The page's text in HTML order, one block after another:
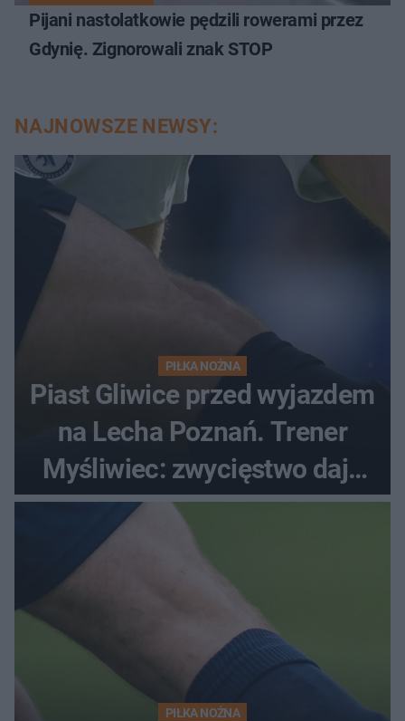
Pijani nastolatkowie pędzili rowerami przez
Gdynię. Zignorowali znak STOP
NAJNOWSZE NEWSY:
PIŁKA NOŻNA
Piast Gliwice przed wyjazdem
na Lecha Poznań. Trener
Myśliwiec: zwycięstwo daje
satysfakcję
PIŁKA NOŻNA